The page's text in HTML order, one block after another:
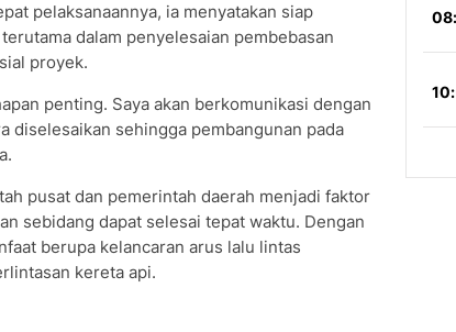
pelaksanaannya, ia menyatakan siap
dalam penyelesaian pembebasan
proyek.
penting. Saya akan berkomunikasi dengan
diselesaikan sehingga pembangunan pada
pusat dan pemerintah daerah menjadi faktor
sebidang dapat selesai tepat waktu. Dengan
berupa kelancaran arus lalu lintas
kereta api.